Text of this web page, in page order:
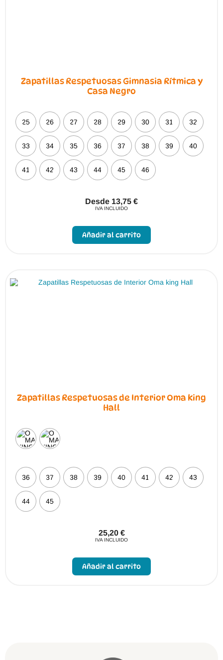
Zapatillas Respetuosas Gimnasia Rítmica y
Casa Negro
25 26 27 28 29 30 31 32
33 34 35 36 37 38 39 40
41 42 43 44 45 46
Desde 13,75 €
IVA INCLUIDO
Añadir al carrito
pueden
Zapatillas Respetuosas de Interior Oma king
Hall
36 37 38 39 40 41 42 43
44 45
25,20 €
IVA INCLUIDO
Añadir al carrito